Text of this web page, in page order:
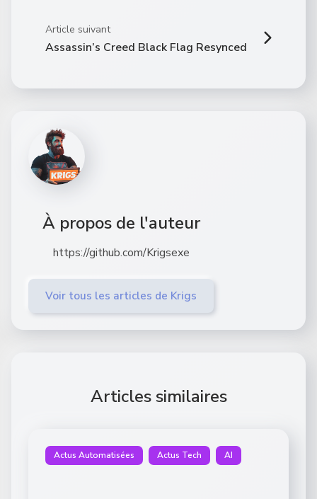
Article suivant
Assassin’s Creed Black Flag Resynced
À propos de l'auteur
https://github.com/Krigsexe
Voir tous les articles de Krigs
Articles similaires
Actus Automatisées Actus Tech AI